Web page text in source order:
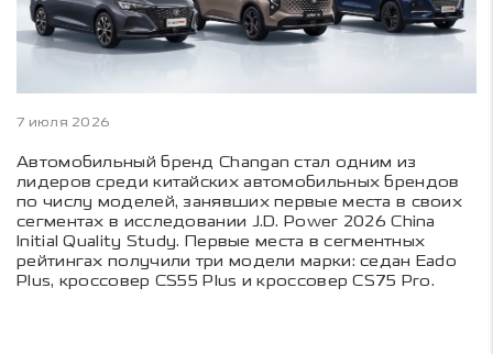
7 июля 2026
Автомобильный бренд Changan стал одним из
лидеров среди китайских автомобильных брендов
по числу моделей, занявших первые места в своих
сегментах в исследовании J.D. Power 2026 China
Initial Quality Study. Первые места в сегментных
рейтингах получили три модели марки: седан Eado
Plus, кроссовер CS55 Plus и кроссовер CS75 Pro.